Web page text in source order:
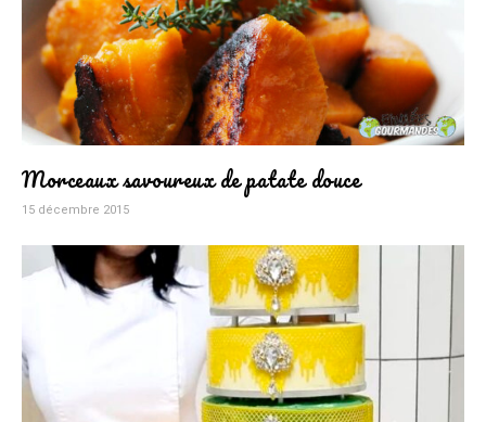
Morceaux savoureux de patate douce
15 décembre 2015